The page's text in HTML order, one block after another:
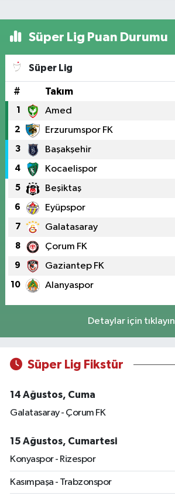
Süper Lig Puan Durumu
Süper Lig
# Takım
1 Amed
2 Erzurumspor FK
3 Başakşehir
4 Kocaelispor
5 Beşiktaş
6 Eyüpspor
7 Galatasaray
8 Çorum FK
9 Gaziantep FK
10 Alanyaspor
Detaylar için tıklayın
Süper Lig Fikstür
14 Ağustos, Cuma
Galatasaray - Çorum FK
15 Ağustos, Cumartesi
Konyaspor - Rizespor
Kasımpaşa - Trabzonspor